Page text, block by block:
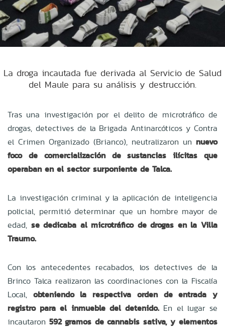
La droga incautada fue derivada al Servicio de Salud
del Maule para su análisis y destrucción.
Tras una investigación por el delito de microtráfico de
drogas, detectives de la Brigada Antinarcóticos y Contra
el Crimen Organizado (Brianco), neutralizaron un nuevo
foco de comercialización de sustancias ilícitas que
operaban en el sector surponiente de Talca.
La investigación criminal y la aplicación de inteligencia
policial, permitió determinar que un hombre mayor de
edad, se dedicaba al microtráfico de drogas en la Villa
Traumo.
Con los antecedentes recabados, los detectives de la
Brinco Talca realizaron las coordinaciones con la Fiscalía
Local, obteniendo la respectiva orden de entrada y
registro para el inmueble del detenido. En el lugar se
incautaron 592 gramos de cannabis sativa, y elementos